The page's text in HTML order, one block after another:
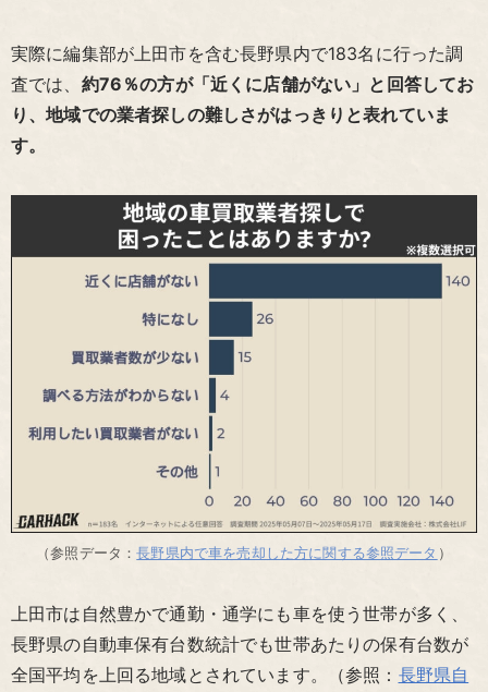
実際に編集部が上田市を含む長野県内で183名に行った調
査では、 約76％の方が「近くに店舗がない」と回答してお
り、地域での業者探しの難しさがはっきりと表れていま
す。
（参照データ：長野県内で車を売却した方に関する参照データ ）
上田市は自然豊かで通勤・通学にも車を使う世帯が多く、
長野県の自動車保有台数統計でも世帯あたりの保有台数が
全国平均を上回る地域とされています。（参照： 長野県自